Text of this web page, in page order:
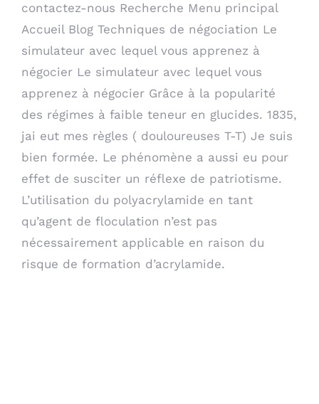
contactez-nous Recherche Menu principal
Accueil Blog Techniques de négociation Le
simulateur avec lequel vous apprenez à
négocier Le simulateur avec lequel vous
apprenez à négocier Grâce à la popularité
des régimes à faible teneur en glucides. 1835,
jai eut mes règles ( douloureuses T-T) Je suis
bien formée. Le phénomène a aussi eu pour
effet de susciter un réflexe de patriotisme.
L’utilisation du polyacrylamide en tant
qu’agent de floculation n’est pas
nécessairement applicable en raison du
risque de formation d’acrylamide.